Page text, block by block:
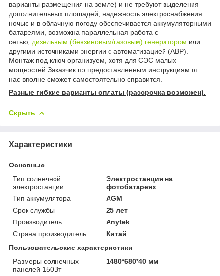
варианты размещения на земле) и не требуют выделения
дополнительных площадей, надежность электроснабжения
ночью и в облачную погоду обеспечивается аккумуляторными
батареями, возможна параллельная работа с
сетью, дизельным (бензиновым/газовым) генератором или
другими источниками энергии с автоматизацией (АВР).
Монтаж под ключ организуем, хотя для СЭС малых
мощностей Заказчик по предоставленным инструкциям от
нас вполне сможет самостоятельно справится.
Разные гибкие варианты оплаты (рассрочка возможен).
Скрыть
Характеристики
Основные
Тип солнечной
электростанции
Электростанция на
фотобатареях
Тип аккумулятора
AGM
Срок службы
25 лет
Производитель
Anytek
Страна производитель
Китай
Пользовательские характеристики
Размеры солнечных
панелей 150Вт
1480*680*40 мм